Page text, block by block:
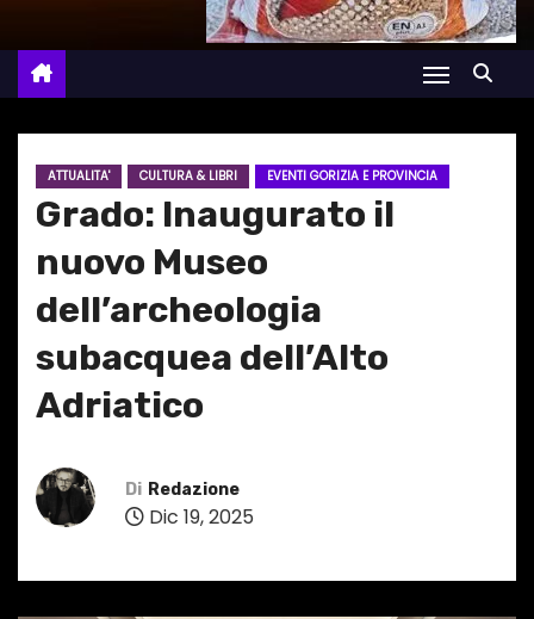
ATTUALITA' CULTURA & LIBRI EVENTI GORIZIA E PROVINCIA
Grado: Inaugurato il
nuovo Museo
dell’archeologia
subacquea dell’Alto
Adriatico
Di Redazione
Dic 19, 2025